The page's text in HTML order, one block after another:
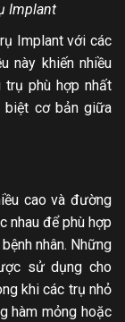
Implant
Implant với các
này khiến nhiều
phù hợp nhất
biệt cơ bản giữa
cao và đường
nhau để phù hợp
nhân. Những
sử dụng cho
khi các trụ nhỏ
hàm mỏng hoặc